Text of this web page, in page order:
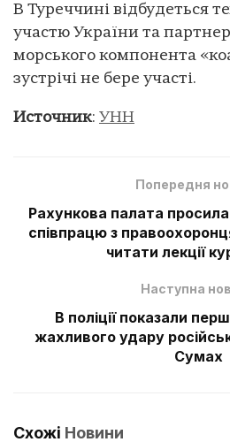
В Туреччині відбудеться
участю України та
морського компонента
зустрічі не бере участі.
Источник: УНН
Попередня
Рахункова палата
співпрацю з
читати лекції
Наступна
В поліції показали
жахливого удару
Сумах
Схожі Новини